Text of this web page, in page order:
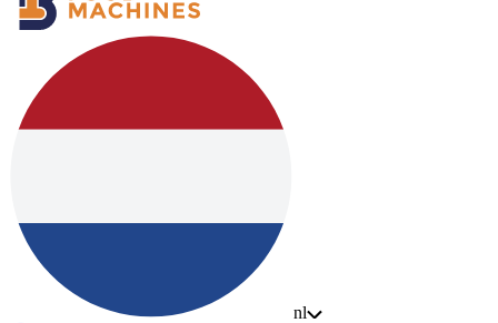
nl